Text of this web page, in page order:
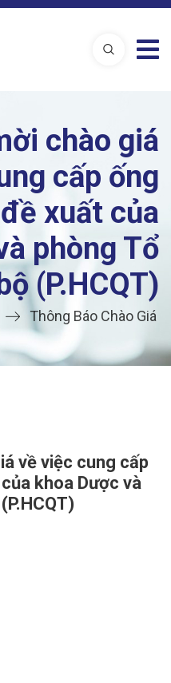
chào giá
cấp ống
xuất của
phòng Tổ
(P.HCQT)
Thông Báo Chào Giá
về việc cung cấp
khoa Dược và